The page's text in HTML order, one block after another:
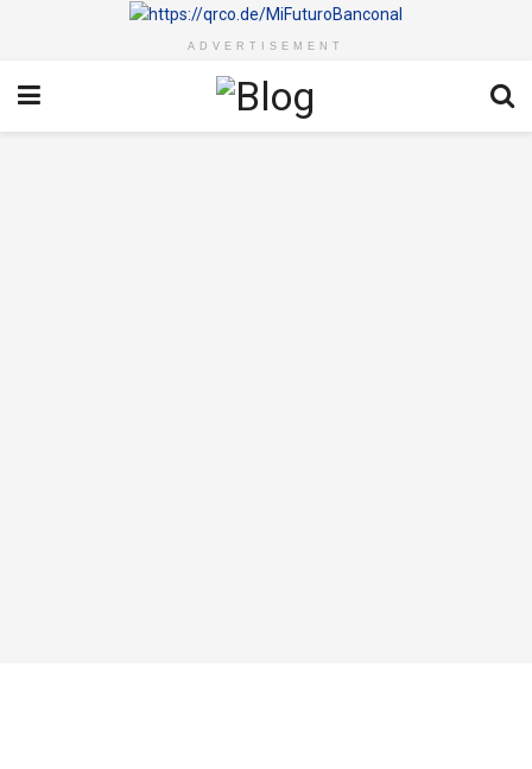
ADVERTISEMENT